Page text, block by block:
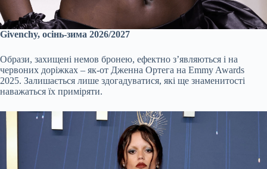
Givenchy, осінь-зима 2026/2027
Образи, захищені немов бронею, ефектно зʼявляються і на
червоних доріжках – як-от Дженна Ортега на Emmy Awards
2025. Залишається лише здогадуватися, які ще знаменитості
наважаться їх приміряти.